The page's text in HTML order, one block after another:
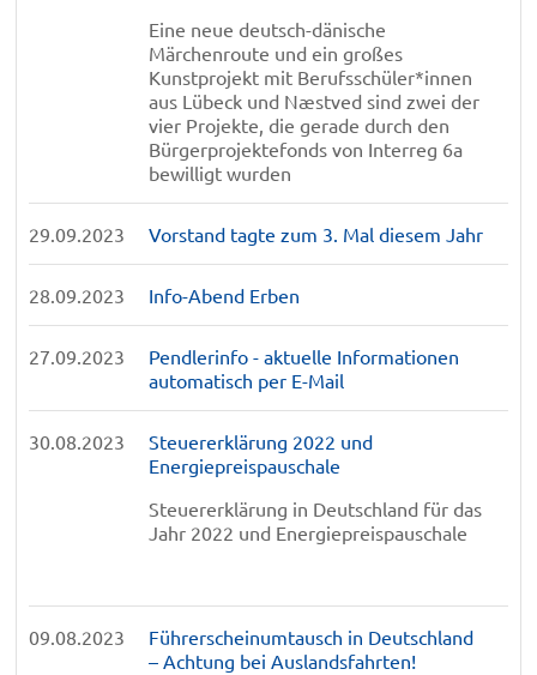
Eine neue deutsch-dänische
Märchenroute und ein großes
Kunstprojekt mit Berufsschüler*innen
aus Lübeck und Næstved sind zwei der
vier Projekte, die gerade durch den
Bürgerprojektefonds von Interreg 6a
bewilligt wurden
29.09.2023 Vorstand tagte zum 3. Mal diesem Jahr
28.09.2023 Info-Abend Erben
27.09.2023
Pendlerinfo - aktuelle Informationen
automatisch per E-Mail
30.08.2023
Steuererklärung 2022 und
Energiepreispauschale
Steuererklärung in Deutschland für das
Jahr 2022 und Energiepreispauschale
09.08.2023
Führerscheinumtausch in Deutschland
– Achtung bei Auslandsfahrten!